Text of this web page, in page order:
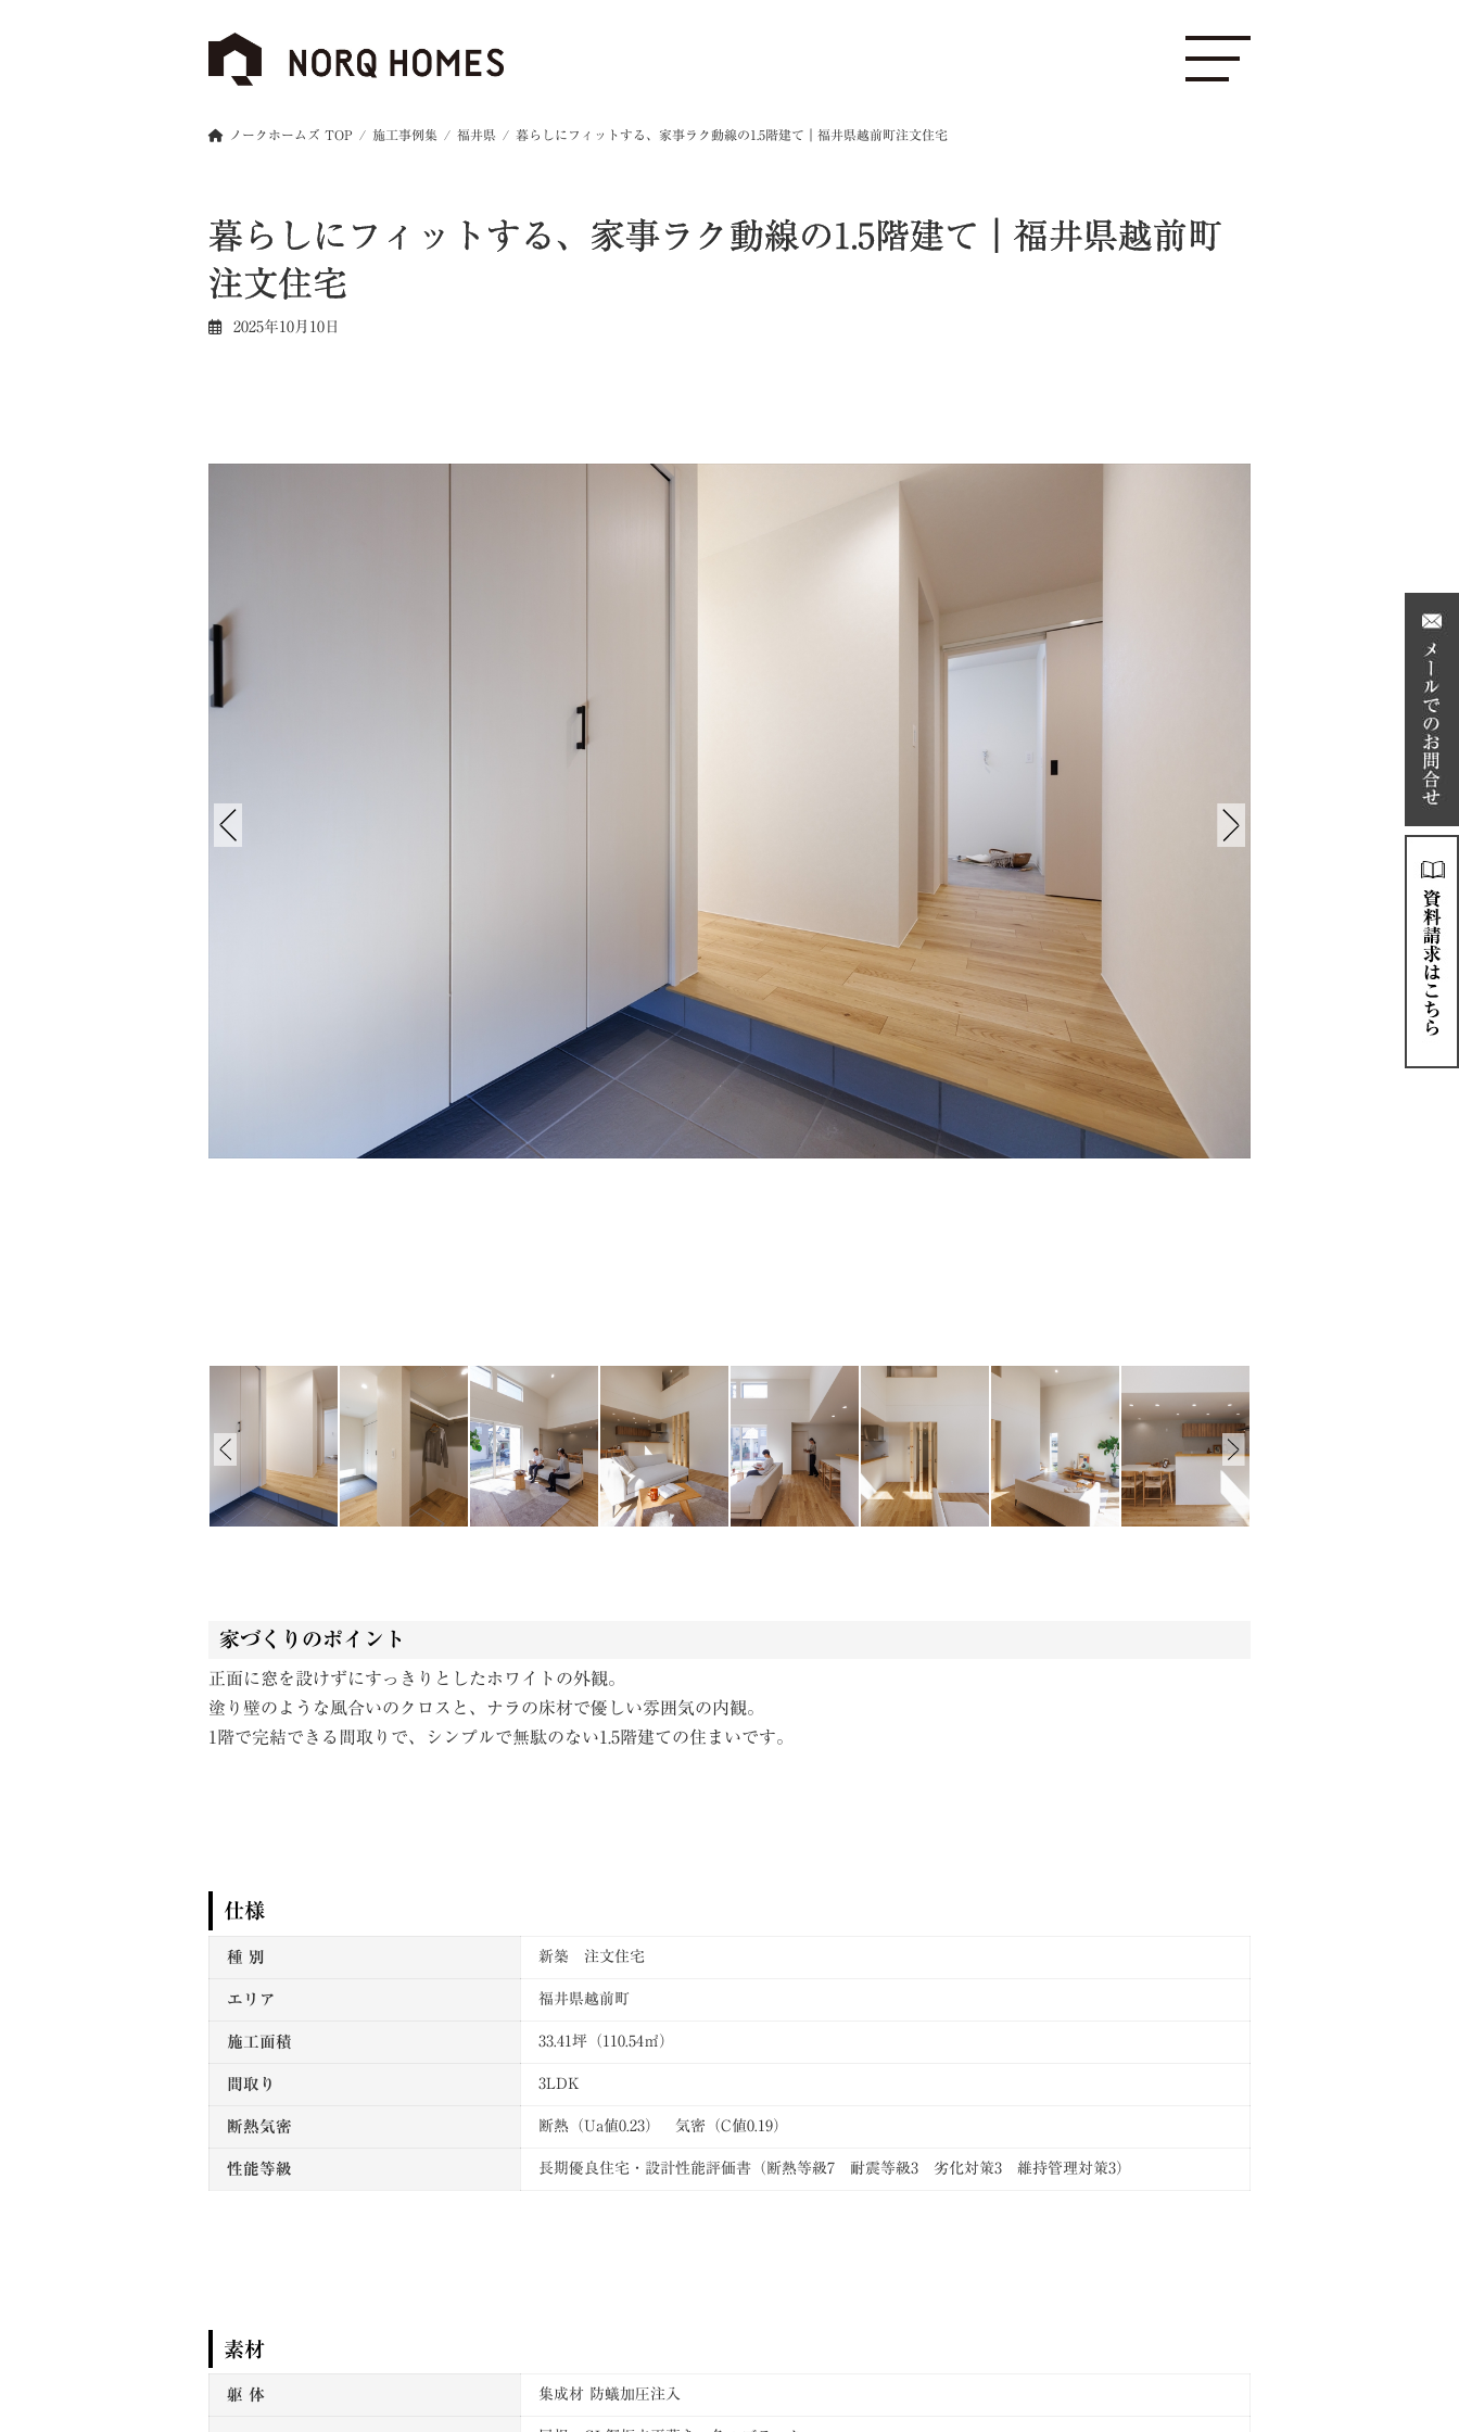
ノークホームズ TOP 施工事例集 福井県 暮らしにフィットする、家事ラク動線の1.5階建て｜福井県越前町注文住宅
暮らしにフィットする、家事ラク動線の1.5階建て｜福井県越前町
注文住宅
2025年10月10日
家づくりのポイント
正面に窓を設けずにすっきりとしたホワイトの外観。
塗り壁のような風合いのクロスと、ナラの床材で優しい雰囲気の内観。
1階で完結できる間取りで、シンプルで無駄のない1.5階建ての住まいです。
仕様
種 別 新築 注文住宅
エリア 福井県越前町
施工面積 33.41坪（110.54㎡）
間取り 3LDK
断熱気密 断熱（Ua値0.23） 気密（C値0.19）
性能等級 長期優良住宅・設計性能評価書（断熱等級7 耐震等級3 劣化対策3 維持管理対策3）
素材
躯 体 集成材 防蟻加圧注入